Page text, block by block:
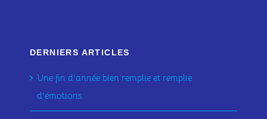
DERNIERS ARTICLES
Une fin d’année bien remplie et remplie
d’émotions